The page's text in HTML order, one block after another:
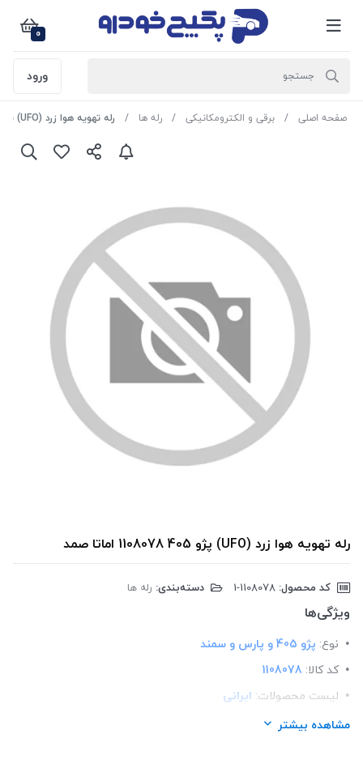
0
ورود
صفحه اصلی برقی و الکترومکانیکی رله ها رله تهویه هوا زرد (UFO) پژو 405 1108078 اماتا صمد
رله تهویه هوا زرد (UFO) پژو 405 1108078 اماتا صمد
کد محصول: دسته‌بندی: رله ها
ویژگی‌ها
نوع: پژو 405 و پارس و سمند
کد کالا: 1108078
لیست محصولات: ایرانی
برند:اماتا صمد
مشاهده بیشتر